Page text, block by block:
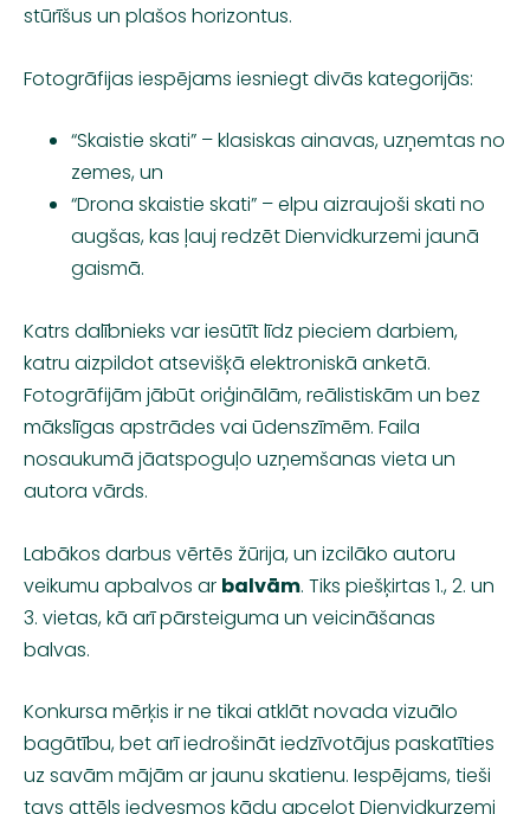
stūrīšus un plašos horizontus.
Fotogrāfijas iespējams iesniegt divās kategorijās:
“Skaistie skati” – klasiskas ainavas, uzņemtas no
zemes, un
“Drona skaistie skati” – elpu aizraujoši skati no
augšas, kas ļauj redzēt Dienvidkurzemi jaunā
gaismā.
Katrs dalībnieks var iesūtīt līdz pieciem darbiem,
katru aizpildot atsevišķā elektroniskā anketā.
Fotogrāfijām jābūt oriģinālām, reālistiskām un bez
mākslīgas apstrādes vai ūdenszīmēm. Faila
nosaukumā jāatspoguļo uzņemšanas vieta un
autora vārds.
Labākos darbus vērtēs žūrija, un izcilāko autoru
veikumu apbalvos ar balvām. Tiks piešķirtas 1., 2. un
3. vietas, kā arī pārsteiguma un veicināšanas
balvas.
Konkursa mērķis ir ne tikai atklāt novada vizuālo
bagātību, bet arī iedrošināt iedzīvotājus paskatīties
uz savām mājām ar jaunu skatienu. Iespējams, tieši
tavs attēls iedvesmos kādu apceļot Dienvidkurzemi